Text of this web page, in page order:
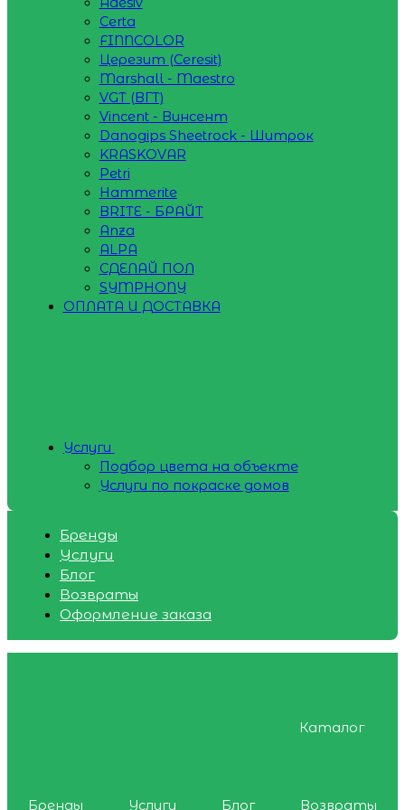
Certa
FINNCOLOR
Церезит (Ceresit)
Marshall - Maestro
VGT (ВГТ)
Vincent - Винсент
Danogips Sheetrock - Шитрок
KRASKOVAR
Petri
Hammerite
BRITE - БРАЙТ
Anza
ALPA
СДЕЛАЙ ПОЛ
SYMPHONY
ОПЛАТА И ДОСТАВКА
Услуги
Подбор цвета на объекте
Услуги по покраске домов
Бренды
Услуги
Блог
Возвраты
Оформление заказа
Каталог
Бренды Услуги Блог
Возвраты